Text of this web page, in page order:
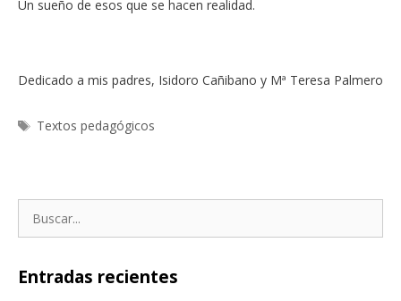
Un sueño de esos que se hacen realidad.
Dedicado a mis padres, Isidoro Cañibano y Mª Teresa Palmero
Etiquetas
Textos pedagógicos
Entradas recientes